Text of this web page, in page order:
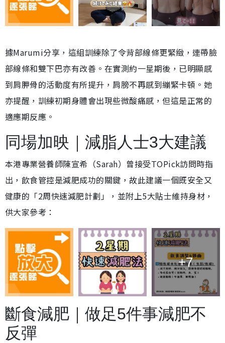
據Marumi分享，這組訓練除了令背部線條更緊緻，連帶臉
部線條和雙下巴亦有改善。在實測約一星期後，已明顯感
到肩胛骨的活動度有所提升，肩膀不再感到繃緊卡頓。她
亦提醒，訓練初期身體會出現些微酸痛感，但這是正常的
適應期反應。
同場加映｜減脂人士3大建議
本港專業營養師陳宣希（Sarah）曾接受TOPick訪問時指
出，飲食管控是減肥成功的關鍵，故此建議一個既安全又
健康的「2周快速減肥計劃」，並附上5大貼士維持身材，
供大家參考：
+7
斷食減肥｜做足5件事減肥不
反彈